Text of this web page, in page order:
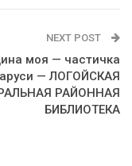
NEXT POST
моя — частичка
— ЛОГОЙСКАЯ
РАЙОННАЯ
БИБЛИОТЕКА